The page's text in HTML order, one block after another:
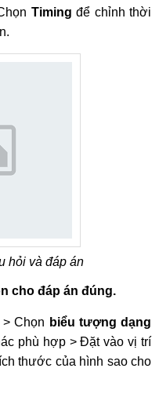
Timing để chỉnh thời
hỏi và đáp án
cho đáp án đúng.
> Chọn biểu tượng dạng
phù hợp > Đặt vào vị trí
thước của hình sao cho